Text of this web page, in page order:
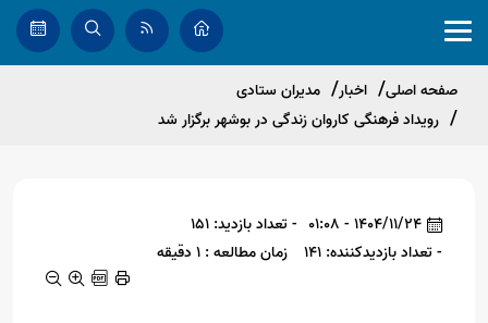
صفحه اصلی اخبار
مدیران ستادی
رویداد فرهنگی کاروان زندگی در بوشهر برگزار شد
1404/11/24 - 01:08
- تعداد بازدید: 151
- تعداد بازدیدکننده: 141
زمان مطالعه : 1 دقیقه